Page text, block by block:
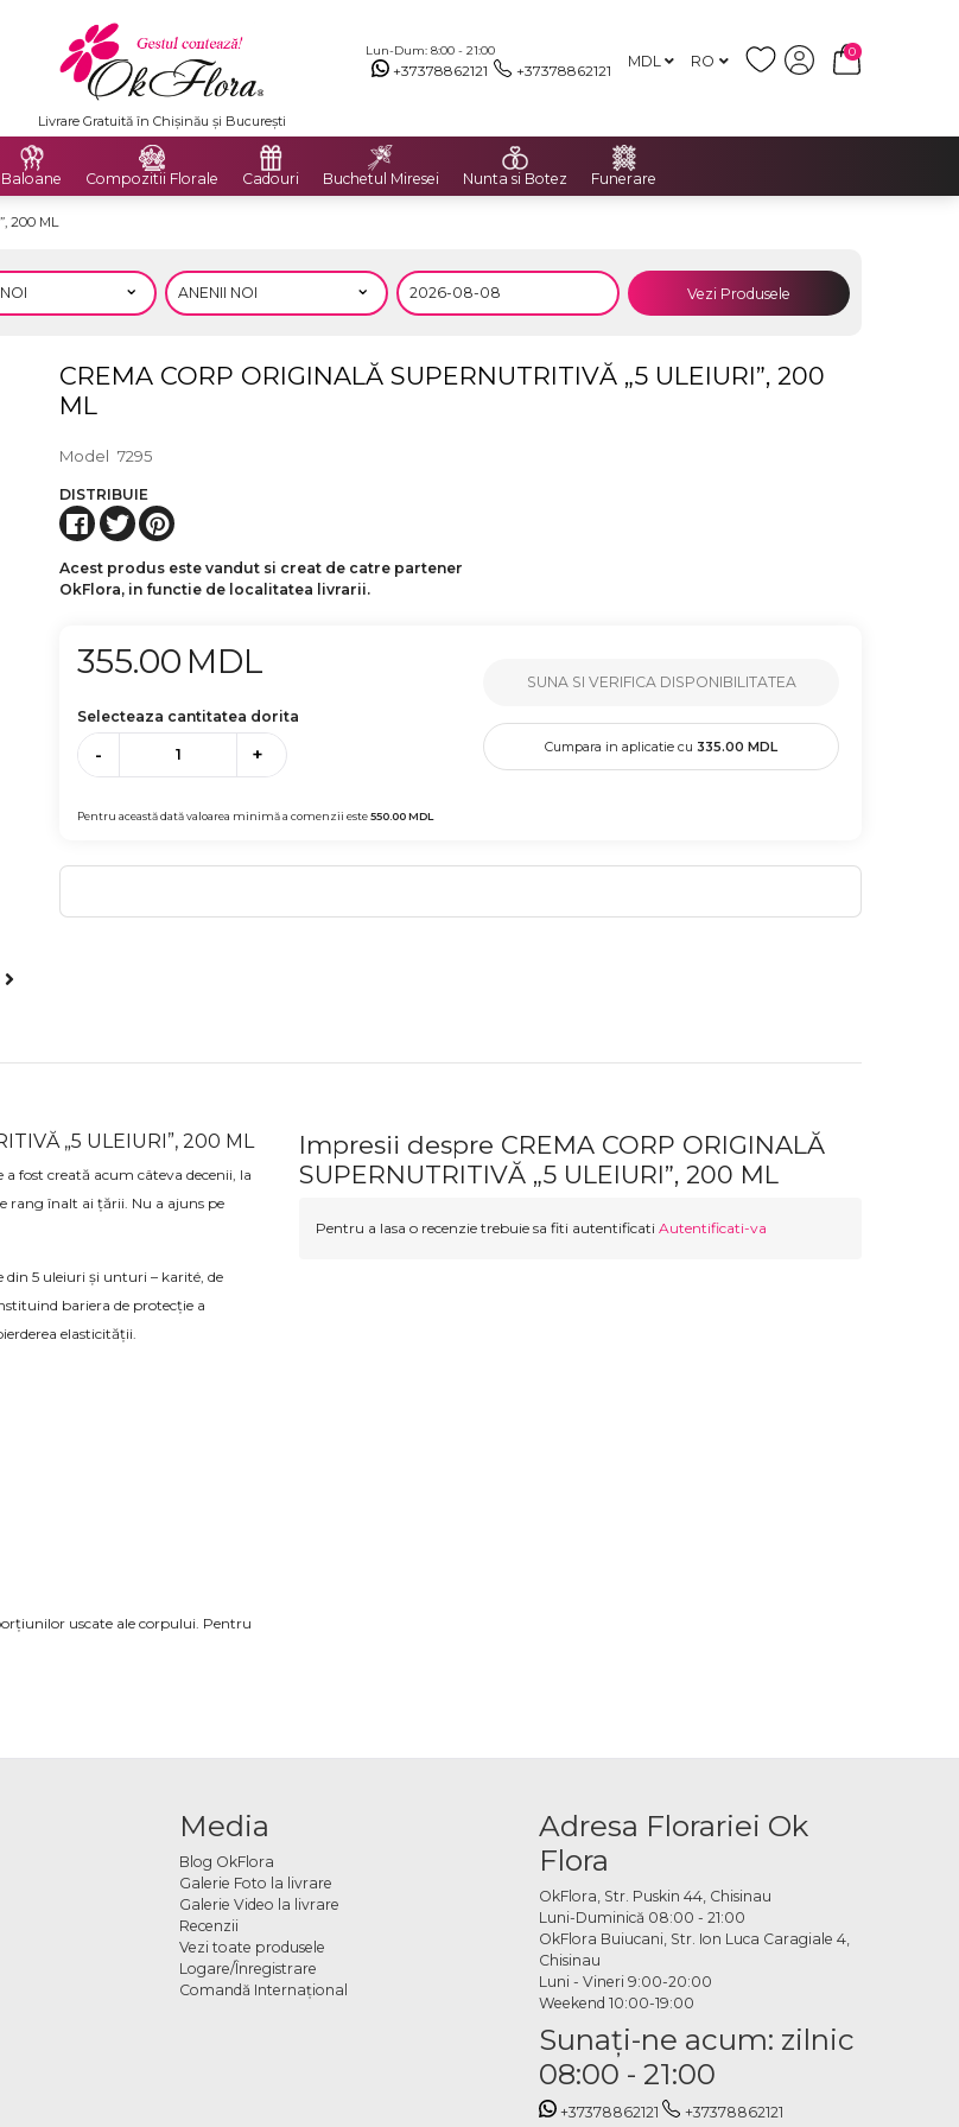
Lun-Dum: 8:00 - 21:00
+37378862121 +37378862121 MDL RO
0
Livrare Gratuită în Chișinău și București
Baloane Compozitii Florale Cadouri Buchetul Miresei Nunta si Botez Funerare
200 ML
Vezi Produsele
CREMA CORP ORIGINALĂ SUPERNUTRITIVĂ „5 ULEIURI”, 200
ML
Model 7295
DISTRIBUIE
Acest produs este vandut si creat de catre partener
OkFlora, in functie de localitatea livrarii.
355.00 MDL
Selecteaza cantitatea dorita
- +
Pentru această dată valoarea minimă a comenzii este550.00MDL
SUNA SI VERIFICA DISPONIBILITATEA
Cumpara in aplicatie cu 335.00 MDL
„5 ULEIURI”, 200 ML
fost creată acum câteva decenii, la
rang înalt ai țării. Nu a ajuns pe
5 uleiuri și unturi – karité, de
bariera de protecție a
elasticității.
uscate ale corpului. Pentru
Impresii despre CREMA CORP ORIGINALĂ
SUPERNUTRITIVĂ „5 ULEIURI”, 200 ML
Pentru a lasa o recenzie trebuie sa fiti autentificati Autentificati-va
Media
Blog OkFlora
Galerie Foto la livrare
Galerie Video la livrare
Recenzii
Vezi toate produsele
Logare/Înregistrare
Comandă Internațional
Adresa Florariei Ok
Flora
OkFlora, Str. Puskin 44, Chisinau
Luni-Duminică 08:00 - 21:00
OkFlora Buiucani, Str. Ion Luca Caragiale 4,
Chisinau
Luni - Vineri 9:00-20:00
Weekend 10:00-19:00
Sunaţi-ne acum: zilnic
08:00 - 21:00
+37378862121 +37378862121